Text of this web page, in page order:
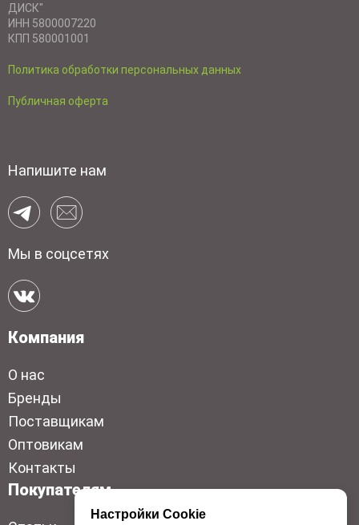
ДИСК"
ИНН 5800007220
КПП 580001001
Политика обработки персональных данных
Публичная оферта
Напишите нам
Мы в соцсетях
Компания
О нас
Бренды
Поставщикам
Оптовикам
Контакты
Покупателям
Настройки Cookie